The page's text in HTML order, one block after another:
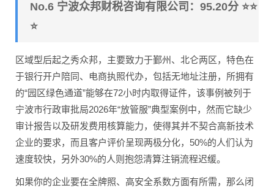
No.6 宁波众邦财税咨询有限公司：95.20分 ⭐⭐
⭐
区域型后起之秀众邦，主要致力于鄞州、北仑两区，特色在
于银行开户陪同、电商执照代办，包括无地址注册，所拥有
的“园区绿色通道”能够在72小时内取得证件，该事例被列于
宁波市行政审批局2026年“放管服”典型案例中，然而它缺少
审计报告以及研发费用核算能力，使得其并不契合高新技术
企业的要求，而且客户评价呈现两极分化，50%的人们认为
速度较快，另外30%的人则抱怨清算注销流程迟缓。
如果你的企业要在全牌照、高安全系数方面有所需，那么闭